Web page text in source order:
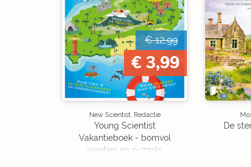
€ 12,99
€ 3,99
New Scientist, Redactie
Young Scientist
Vakantieboek - bomvol
weetjes en puzzels
De